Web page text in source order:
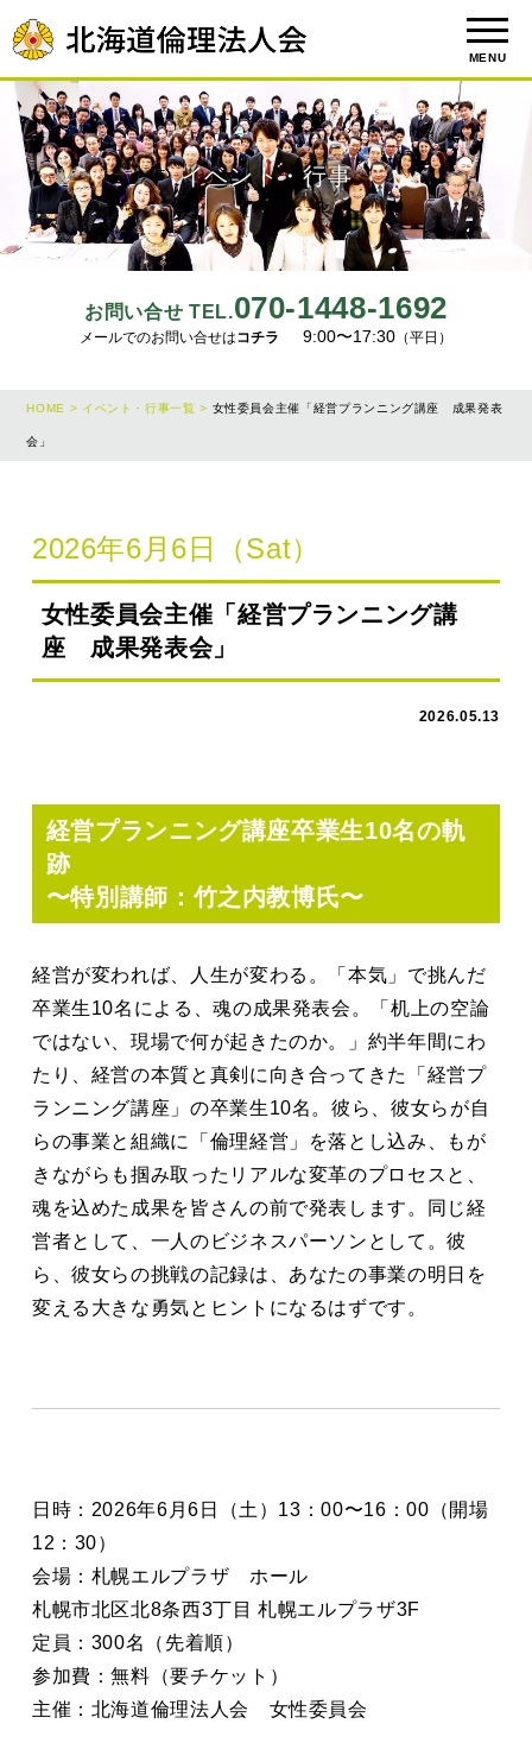
MENU
お問い合せ TEL.070-1448-1692
メールでのお問い合せはコチラ 9:00〜17:30 （平日）
イベント・行事
HOME > イベント・行事一覧 > 女性委員会主催「経営プランニング講座 成果発表
会」
2026年6月6日（Sat）
女性委員会主催「経営プランニング講
座 成果発表会」
2026.05.13
経営プランニング講座卒業生10名の軌
跡
〜特別講師：竹之内教博氏〜
経営が変われば、人生が変わる。「本気」で挑んだ
卒業生10名による、魂の成果発表会。「机上の空論
ではない、現場で何が起きたのか。」約半年間にわ
たり、経営の本質と真剣に向き合ってきた「経営プ
ランニング講座」の卒業生10名。彼ら、彼女らが自
らの事業と組織に「倫理経営」を落とし込み、もが
きながらも掴み取ったリアルな変革のプロセスと、
魂を込めた成果を皆さんの前で発表します。同じ経
営者として、一人のビジネスパーソンとして。彼
ら、彼女らの挑戦の記録は、あなたの事業の明日を
変える大きな勇気とヒントになるはずです。
日時：2026年6月6日（土）13：00〜16：00（開場
12：30）
会場：札幌エルプラザ ホール
札幌市北区北8条西3丁目 札幌エルプラザ3F
定員：300名（先着順）
参加費：無料（要チケット）
主催：北海道倫理法人会 女性委員会